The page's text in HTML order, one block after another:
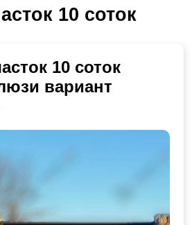
на 6 соток10 соток
10 соток
вариант